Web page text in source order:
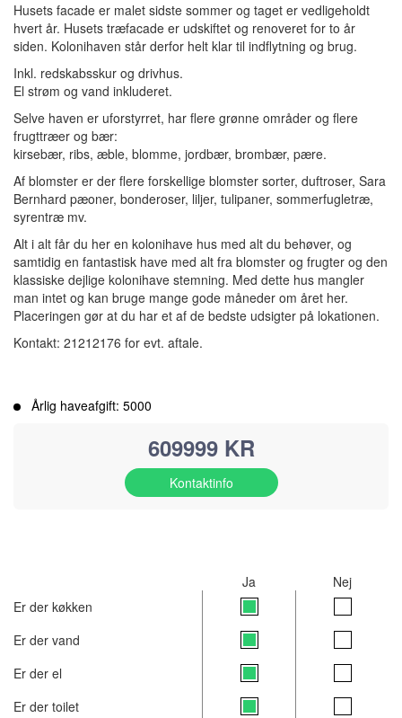
Husets facade er malet sidste sommer og taget er vedligeholdt
hvert år. Husets træfacade er udskiftet og renoveret for to år
siden. Kolonihaven står derfor helt klar til indflytning og brug.
Inkl. redskabsskur og drivhus.
El strøm og vand inkluderet.
Selve haven er uforstyrret, har flere grønne områder og flere
frugttræer og bær:
kirsebær, ribs, æble, blomme, jordbær, brombær, pære.
Af blomster er der flere forskellige blomster sorter, duftroser, Sara
Bernhard pæoner, bonderoser, liljer, tulipaner, sommerfugletræ,
syrentræ mv.
Alt i alt får du her en kolonihave hus med alt du behøver, og
samtidig en fantastisk have med alt fra blomster og frugter og den
klassiske dejlige kolonihave stemning. Med dette hus mangler
man intet og kan bruge mange gode måneder om året her.
Placeringen gør at du har et af de bedste udsigter på lokationen.
Kontakt: 21212176 for evt. aftale.
Årlig haveafgift: 5000
609999 KR
Kontaktinfo
Ja
Nej
Er der køkken
Er der vand
Er der el
Er der toilet